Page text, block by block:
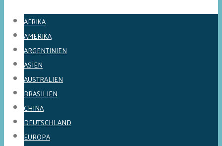
AFRIKA
AMERIKA
ARGENTINIEN
ASIEN
AUSTRALIEN
BRASILIEN
CHINA
DEUTSCHLAND
EUROPA